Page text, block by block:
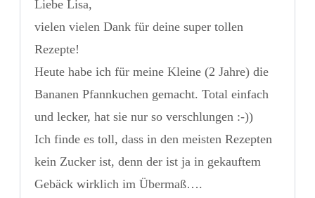
Liebe Lisa,
vielen vielen Dank für deine super tollen
Rezepte!
Heute habe ich für meine Kleine (2 Jahre) die
Bananen Pfannkuchen gemacht. Total einfach
und lecker, hat sie nur so verschlungen :-))
Ich finde es toll, dass in den meisten Rezepten
kein Zucker ist, denn der ist ja in gekauftem
Gebäck wirklich im Übermaß….